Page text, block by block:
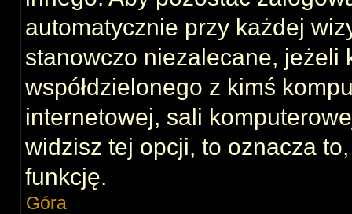
automatycznie przy każdej
stanowczo niezalecane, jeżeli
współdzielonego z kimś
internetowej, sali
widzisz tej opcji, to oznacza
funkcję.
Góra